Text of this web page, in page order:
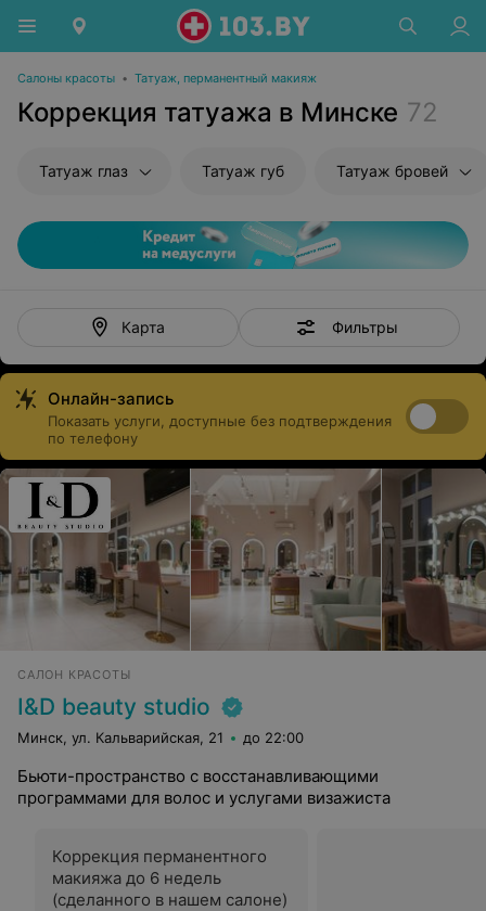
Салоны красоты • Татуаж, перманентный макияж
Коррекция татуажа в Минске 72
Татуаж глаз Татуаж губ Татуаж бровей
Карта Фильтры
Онлайн-запись
Показать услуги, доступные без подтверждения
по телефону
САЛОН КРАСОТЫ
I&D beauty studio
Минск, ул. Кальварийская, 21 до 22:00
Бьюти-пространство с восстанавливающими
программами для волос и услугами визажиста
Коррекция перманентного
макияжа до 6 недель
(сделанного в нашем салоне)